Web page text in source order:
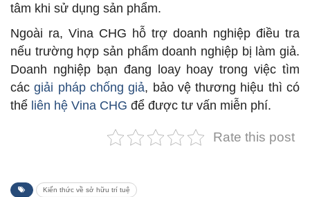
tâm khi sử dụng sản phẩm.
Ngoài ra, Vina CHG hỗ trợ doanh nghiệp điều tra
nếu trường hợp sản phẩm doanh nghiệp bị làm giả.
Doanh nghiệp bạn đang loay hoay trong việc tìm
cácgiải pháp chống giả, bảo vệ thương hiệu thì có
thể liên hệ Vina CHG để được tư vấn miễn phí.
Rate this post
Kiến thức về sở hữu trí tuệ